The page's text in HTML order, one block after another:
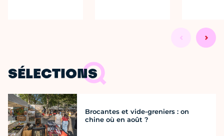
SÉLECTIONS
Brocantes et vide-greniers : on
chine où en août ?